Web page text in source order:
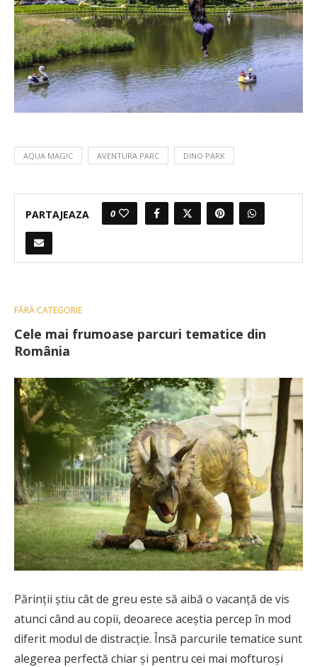
AQUA MAGIC AVENTURA PARC DINO PARK
PARTAJEAZA 0
FĂRĂ CATEGORIE
Cele mai frumoase parcuri tematice din
România
Părinții știu cât de greu este să aibă o vacanță de vis
atunci când au copii, deoarece aceștia percep în mod
diferit modul de distracție. Însă parcurile tematice sunt
alegerea perfectă chiar și pentru cei mai mofturoși